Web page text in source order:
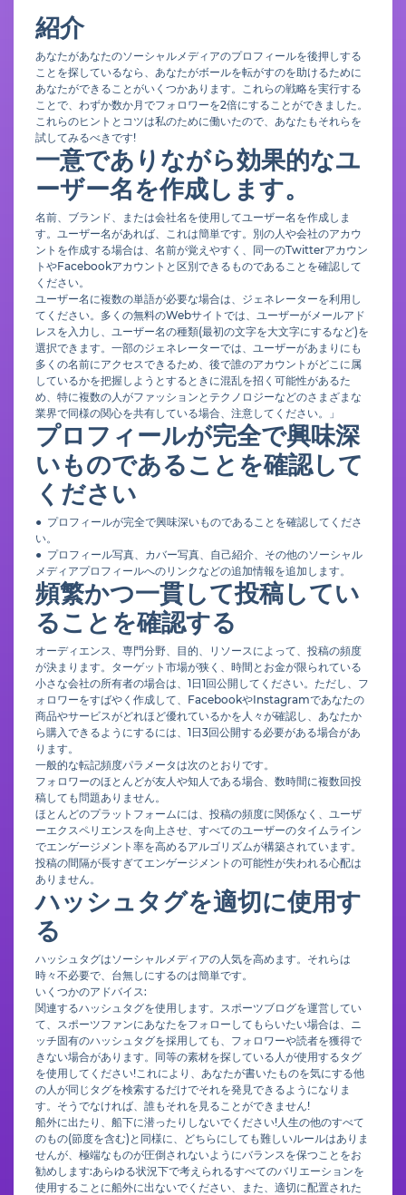
紹介
あなたがあなたのソーシャルメディアのプロフィールを後押しする
ことを探しているなら、あなたがボールを転がすのを助けるために
あなたができることがいくつかあります。これらの戦略を実行する
ことで、わずか数か月でフォロワーを2倍にすることができました。
これらのヒントとコツは私のために働いたので、あなたもそれらを
試してみるべきです!
一意でありながら効果的なユ
ーザー名を作成します。
名前、ブランド、または会社名を使用してユーザー名を作成しま
す。ユーザー名があれば、これは簡単です。別の人や会社のアカウ
ントを作成する場合は、名前が覚えやすく、同一のTwitterアカウン
トやFacebookアカウントと区別できるものであることを確認して
ください。
ユーザー名に複数の単語が必要な場合は、ジェネレーターを利用し
てください。多くの無料のWebサイトでは、ユーザーがメールアド
レスを入力し、ユーザー名の種類(最初の文字を大文字にするなど)を
選択できます。一部のジェネレーターでは、ユーザーがあまりにも
多くの名前にアクセスできるため、後で誰のアカウントがどこに属
しているかを把握しようとするときに混乱を招く可能性があるた
め、特に複数の人がファッションとテクノロジーなどのさまざまな
業界で同様の関心を共有している場合、注意してください。」
プロフィールが完全で興味深
いものであることを確認して
ください
● プロフィールが完全で興味深いものであることを確認してくださ
い。
● プロフィール写真、カバー写真、自己紹介、その他のソーシャル
メディアプロフィールへのリンクなどの追加情報を追加します。
頻繁かつ一貫して投稿してい
ることを確認する
オーディエンス、専門分野、目的、リソースによって、投稿の頻度
が決まります。ターゲット市場が狭く、時間とお金が限られている
小さな会社の所有者の場合は、1日1回公開してください。ただし、フ
ォロワーをすばやく作成して、FacebookやInstagramであなたの
商品やサービスがどれほど優れているかを人々が確認し、あなたか
ら購入できるようにするには、1日3回公開する必要がある場合があ
ります。
一般的な転記頻度パラメータは次のとおりです。
フォロワーのほとんどが友人や知人である場合、数時間に複数回投
稿しても問題ありません。
ほとんどのプラットフォームには、投稿の頻度に関係なく、ユーザ
ーエクスペリエンスを向上させ、すべてのユーザーのタイムライン
でエンゲージメント率を高めるアルゴリズムが構築されています。
投稿の間隔が長すぎてエンゲージメントの可能性が失われる心配は
ありません。
ハッシュタグを適切に使用す
る
ハッシュタグはソーシャルメディアの人気を高めます。それらは
時々不必要で、台無しにするのは簡単です。
いくつかのアドバイス:
関連するハッシュタグを使用します。スポーツブログを運営してい
て、スポーツファンにあなたをフォローしてもらいたい場合は、ニ
ッチ固有のハッシュタグを採用しても、フォロワーや読者を獲得で
きない場合があります。同等の素材を探している人が使用するタグ
を使用してください!これにより、あなたが書いたものを気にする他
の人が同じタグを検索するだけでそれを発見できるようになりま
す。そうでなければ、誰もそれを見ることができません!
船外に出たり、船下に潜ったりしないでください!人生の他のすべて
のもの(節度を含む)と同様に、どちらにしても難しいルールはありま
せんが、極端なものが圧倒されないようにバランスを保つことをお
勧めします:あらゆる状況下で考えられるすべてのバリエーションを
使用することに船外に出ないでください、また、適切に配置された